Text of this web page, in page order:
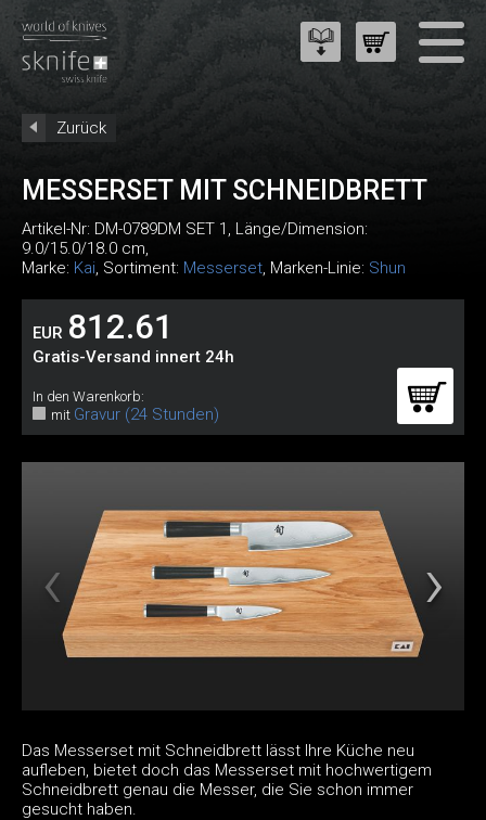
Zurück
MESSERSET MIT SCHNEIDBRETT
Artikel-Nr: DM-0789DM SET 1 , Länge/Dimension:
9.0/15.0/18.0 cm,
Marke: Kai, Sortiment: Messerset, Marken-Linie: Shun
EUR 812.61
Gratis-Versand innert 24h
In den Warenkorb:
mit Gravur (24 Stunden)
Das Messerset mit Schneidbrett lässt Ihre Küche neu
aufleben, bietet doch das Messerset mit hochwertigem
Schneidbrett genau die Messer, die Sie schon immer
gesucht haben.